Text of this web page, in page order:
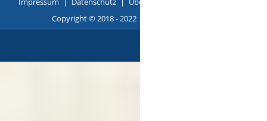
Copyright © 2018 - 2022 |